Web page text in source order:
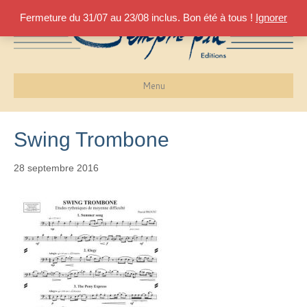
Fermeture du 31/07 au 23/08 inclus. Bon été à tous ! Ignorer
Menu
Swing Trombone
28 septembre 2016